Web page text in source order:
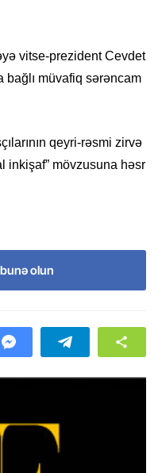
vitse-prezident Cevdet
bağlı müvafiq sərəncam
qeyri-rəsmi zirvə
inkişaf” mövzusuna həsr
olun